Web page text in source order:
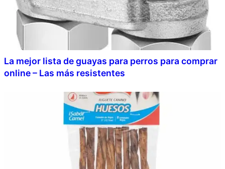
La mejor lista de guayas para perros para comprar
online – Las más resistentes